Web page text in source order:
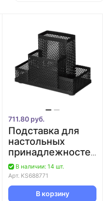
711.80 руб.
Подставка для
настольных
принадлежностей
4 отделения
металлическая
черная
Attache/6/24
В наличии: 14 шт.
Арт. KS688771
В корзину